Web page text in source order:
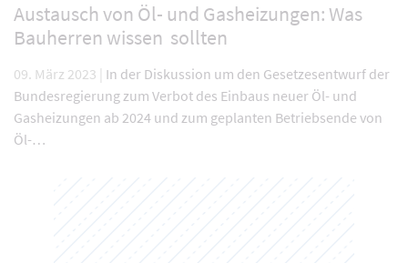
Austausch von Öl- und Gasheizungen: Was
Bauherren wissen sollten
09. März 2023 | In der Diskussion um den Gesetzesentwurf der
Bundesregierung zum Verbot des Einbaus neuer Öl- und
Gasheizungen ab 2024 und zum geplanten Betriebsende von
Öl-…